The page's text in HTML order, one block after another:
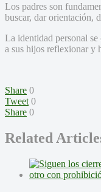
Los padres son
buscar, dar orientación,
La identidad personal se
a sus hijos reflexionar y
Share 0
Tweet 0
Share 0
Related